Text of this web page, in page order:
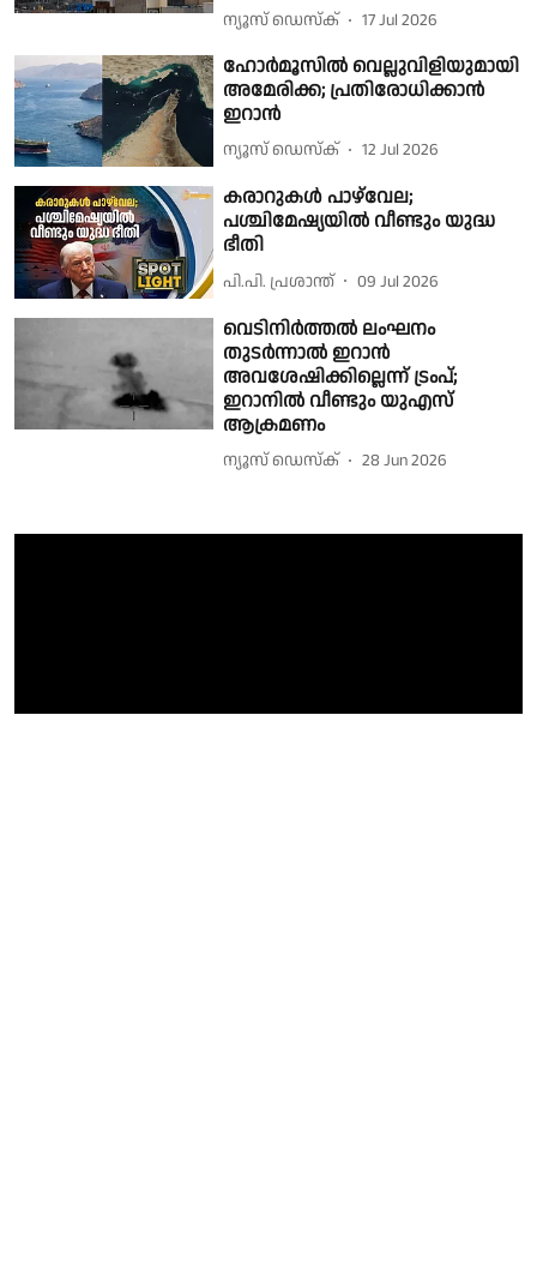
ന്യൂസ് ഡെസ്ക് 17 Jul 2026
ഹോര്‍മൂസില്‍ വെല്ലുവിളിയുമായി
അമേരിക്ക; പ്രതിരോധിക്കാൻ
ഇറാൻ
ന്യൂസ് ഡെസ്ക് 12 Jul 2026
കരാറുകള്‍ പാഴ്‌വേല;
പശ്ചിമേഷ്യയില്‍ വീണ്ടും യുദ്ധ
ഭീതി
പി.പി. പ്രശാന്ത് 09 Jul 2026
വെടിനിര്‍ത്തല്‍ ലംഘനം
തുടര്‍ന്നാല്‍ ഇറാന്‍
അവശേഷിക്കില്ലെന്ന് ട്രംപ്;
ഇറാനില്‍ വീണ്ടും യുഎസ്
ആക്രമണം
ന്യൂസ് ഡെസ്ക് 28 Jun 2026